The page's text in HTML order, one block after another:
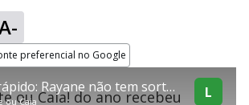
preferencial no Google
explore
Conteúdo bloqueado
Duelo rápido: Rayane não tem sorte na disputa conta Charles e deixa jogo
ou Caia
L
ou Caia! do ano recebeu